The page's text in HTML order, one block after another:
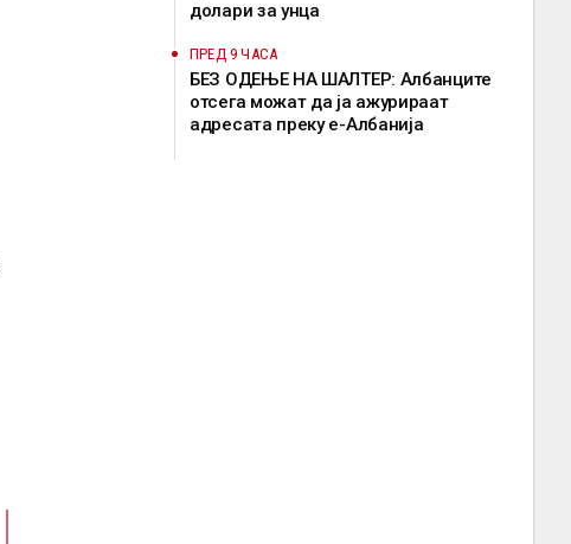
долари за унца
ПРЕД 9 ЧАСА
БЕЗ ОДЕЊЕ НА ШАЛТЕР: Албанците
отсега можат да ја ажурираат
адресата преку е-Албанија